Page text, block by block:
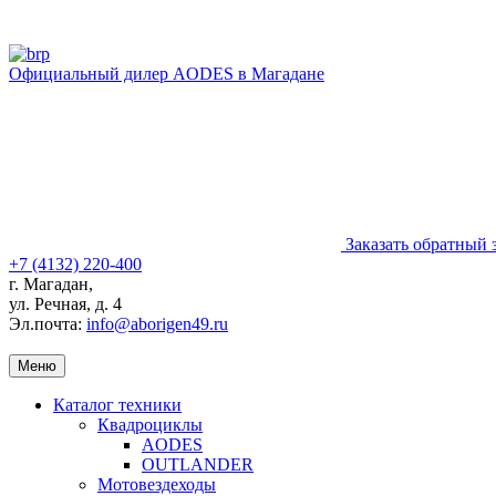
Официальный дилер AODES в Магадане
Заказать обратный
+7 (4132) 220-400
г. Магадан,
ул. Речная, д. 4
Эл.почта: info@aborigen49.ru
Меню
Каталог техники
Квадроциклы
AODES
OUTLANDER
Мотовездеходы